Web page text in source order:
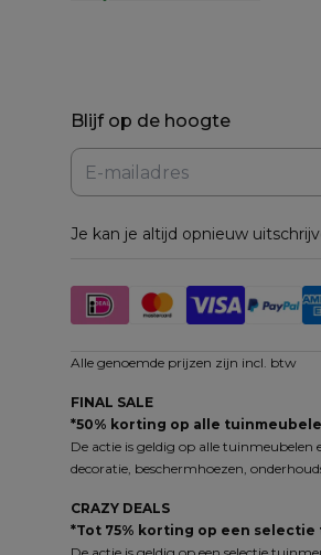
Blijf op de hoogte
Je kan je altijd opnieuw
Alle genoemde prijzen zijn incl. btw
FINAL SALE
*50% korting op alle
De actie is geldig op alle
decoratie, beschermhoezen,
CRAZY DEALS
*Tot 75% korting op een